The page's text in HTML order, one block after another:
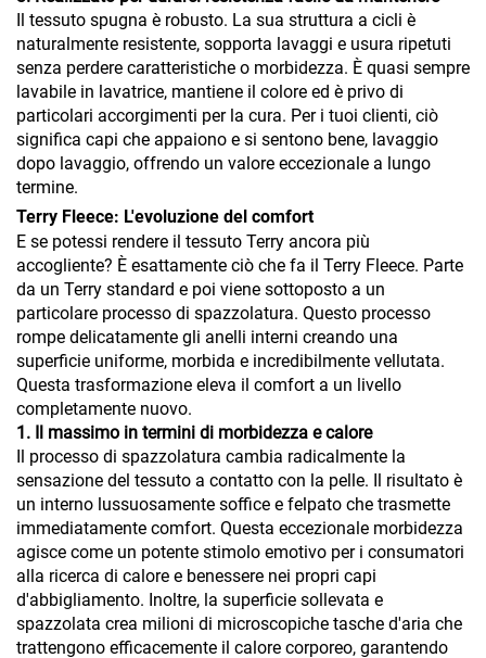
Il tessuto spugna è robusto. La sua struttura a cicli è
naturalmente resistente, sopporta lavaggi e usura ripetuti
senza perdere caratteristiche o morbidezza. È quasi sempre
lavabile in lavatrice, mantiene il colore ed è privo di
particolari accorgimenti per la cura. Per i tuoi clienti, ciò
significa capi che appaiono e si sentono bene, lavaggio
dopo lavaggio, offrendo un valore eccezionale a lungo
termine.
Terry Fleece: L'evoluzione del comfort
E se potessi rendere il tessuto Terry ancora più
accogliente? È esattamente ciò che fa il Terry Fleece. Parte
da un Terry standard e poi viene sottoposto a un
particolare processo di spazzolatura. Questo processo
rompe delicatamente gli anelli interni creando una
superficie uniforme, morbida e incredibilmente vellutata.
Questa trasformazione eleva il comfort a un livello
completamente nuovo.
1. Il massimo in termini di morbidezza e calore
Il processo di spazzolatura cambia radicalmente la
sensazione del tessuto a contatto con la pelle. Il risultato è
un interno lussuosamente soffice e felpato che trasmette
immediatamente comfort. Questa eccezionale morbidezza
agisce come un potente stimolo emotivo per i consumatori
alla ricerca di calore e benessere nei propri capi
d'abbigliamento. Inoltre, la superficie sollevata e
spazzolata crea milioni di microscopiche tasche d'aria che
trattengono efficacemente il calore corporeo, garantendo